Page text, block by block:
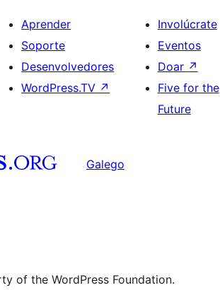
Aprender
Soporte
Desenvolvedores
WordPress.TV ↗
Involúcrate
Eventos
Doar ↗
Five for the
Future
Galego
of the WordPress Foundation.